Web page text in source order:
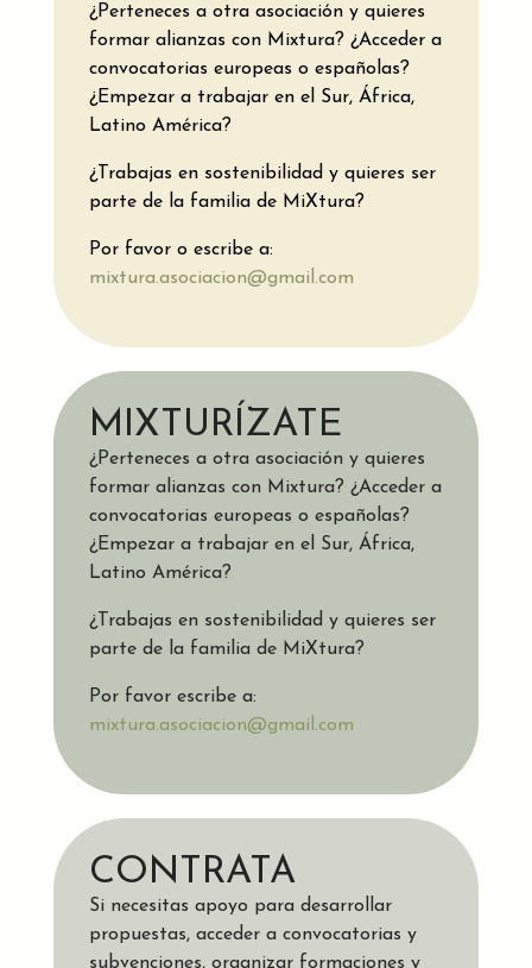
¿Perteneces a otra asociación y quieres
formar alianzas con Mixtura? ¿Acceder a
convocatorias europeas o españolas?
¿Empezar a trabajar en el Sur, África,
Latino América?
¿Trabajas en sostenibilidad y quieres ser
parte de la familia de MiXtura?
Por favor o escribe a:
mixtura.asociacion@gmail.com
MIXTURÍZATE
¿Perteneces a otra asociación y quieres
formar alianzas con Mixtura? ¿Acceder a
convocatorias europeas o españolas?
¿Empezar a trabajar en el Sur, África,
Latino América?
¿Trabajas en sostenibilidad y quieres ser
parte de la familia de MiXtura?
Por favor escribe a:
mixtura.asociacion@gmail.com
CONTRATA
Si necesitas apoyo para desarrollar
propuestas, acceder a convocatorias y
subvenciones, organizar formaciones y